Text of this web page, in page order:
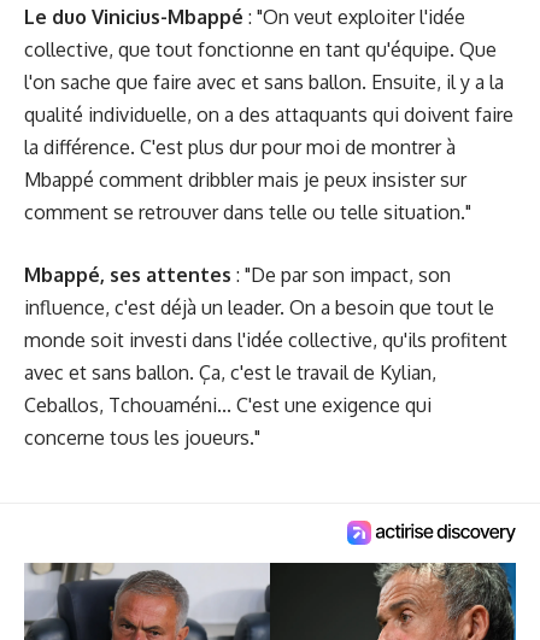
Le duo Vinicius-Mbappé : "On veut exploiter l'idée
collective, que tout fonctionne en tant qu'équipe. Que
l'on sache que faire avec et sans ballon. Ensuite, il y a la
qualité individuelle, on a des attaquants qui doivent faire
la différence. C'est plus dur pour moi de montrer à
Mbappé comment dribbler mais je peux insister sur
comment se retrouver dans telle ou telle situation."
Mbappé, ses attentes : "De par son impact, son
influence, c'est déjà un leader. On a besoin que tout le
monde soit investi dans l'idée collective, qu'ils profitent
avec et sans ballon. Ça, c'est le travail de Kylian,
Ceballos, Tchouaméni... C'est une exigence qui
concerne tous les joueurs."